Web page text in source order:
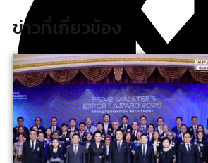
ข่าวที่เกี่ยวข้อง